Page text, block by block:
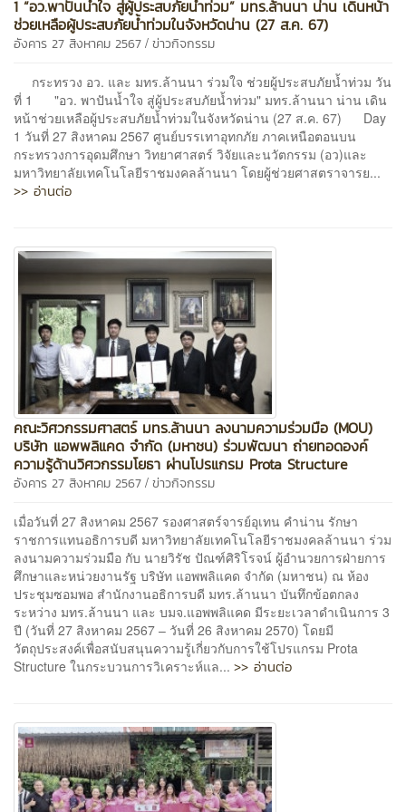
1 “อว.พาปันน้ำใจ สู่ผู้ประสบภัยน้ำท่วม” มทร.ล้านนา น่าน เดินหน้า
ช่วยเหลือผู้ประสบภัยน้ำท่วมในจังหวัดน่าน (27 ส.ค. 67)
อังคาร 27 สิงหาคม 2567 / ข่าวกิจกรรม
กระทรวง อว. และ มทร.ล้านนา ร่วมใจ ช่วยผู้ประสบภัยน้ำท่วม วัน
ที่ 1 "อว. พาปันน้ำใจ สู่ผู้ประสบภัยน้ำท่วม" มทร.ล้านนา น่าน เดิน
หน้าช่วยเหลือผู้ประสบภัยน้ำท่วมในจังหวัดน่าน (27 ส.ค. 67) Day
1 วันที่ 27 สิงหาคม 2567 ศูนย์บรรเทาอุทกภัย ภาคเหนือตอนบน
กระทรวงการอุดมศึกษา วิทยาศาสตร์ วิจัยและนวัตกรรม (อว)และ
มหาวิทยาลัยเทคโนโลยีราชมงคลล้านนา โดยผู้ช่วยศาสตราจารย...
>> อ่านต่อ
คณะวิศวกรรมศาสตร์ มทร.ล้านนา ลงนามความร่วมมือ (MOU)
บริษัท แอพพลิแคด จำกัด (มหาชน) ร่วมพัฒนา ถ่ายทอดองค์
ความรู้ด้านวิศวกรรมโยธา ผ่านโปรแกรม Prota Structure
อังคาร 27 สิงหาคม 2567 / ข่าวกิจกรรม
เมื่อวันที่ 27 สิงหาคม 2567 รองศาสตร์จารย์อุเทน คำน่าน รักษา
ราชการแทนอธิการบดี มหาวิทยาลัยเทคโนโลยีราชมงคลล้านนา ร่วม
ลงนามความร่วมมือ กับ นายวิรัช ปัณฑ์ศิริโรจน์ ผู้อำนวยการฝ่ายการ
ศึกษาและหน่วยงานรัฐ บริษัท แอพพลิแคด จำกัด (มหาชน) ณ ห้อง
ประชุมซอมพอ สำนักงานอธิการบดี มทร.ล้านนา บันทึกข้อตกลง
ระหว่าง มทร.ล้านนา และ บมจ.แอพพลิแคด มีระยะเวลาดำเนินการ 3
ปี (วันที่ 27 สิงหาคม 2567 – วันที่ 26 สิงหาคม 2570) โดยมี
วัตถุประสงค์เพื่อสนับสนุนความรู้เกี่ยวกับการใช้โปรแกรม Prota
Structure ในกระบวนการวิเคราะห์แล... >> อ่านต่อ